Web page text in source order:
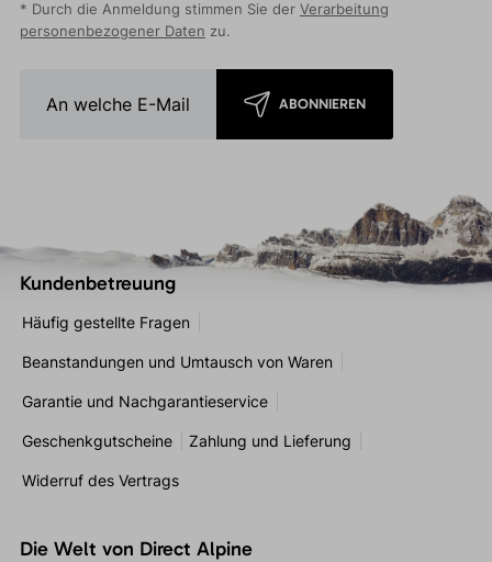
* Durch die Anmeldung stimmen Sie der Verarbeitung
personenbezogener Daten zu.
ABONNIEREN
Kundenbetreuung
Häufig gestellte Fragen
Beanstandungen und Umtausch von Waren
Garantie und Nachgarantieservice
Geschenkgutscheine Zahlung und Lieferung
Widerruf des Vertrags
Die Welt von Direct Alpine